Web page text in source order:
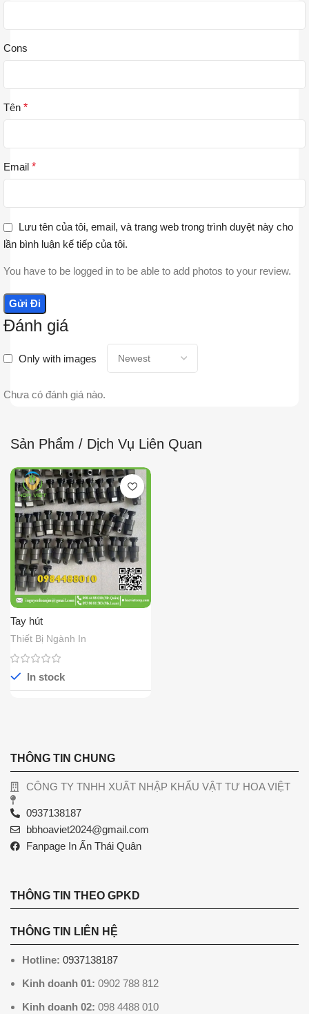
Đánh giá
Only with images
Chưa có đánh giá nào.
Cons
Tên *
Email *
Lưu tên của tôi, email, và trang web trong trình duyệt này cho
lần bình luận kế tiếp của tôi.
You have to be logged in to be able to add photos to your review.
Sản Phẩm / Dịch Vụ Liên Quan
Tay hút
Thiết Bị Ngành In
In stock
THÔNG TIN CHUNG
CÔNG TY TNHH XUẤT NHẬP KHẨU VẬT TƯ HOA VIỆT
0937138187
bbhoaviet2024@gmail.com
Fanpage In Ấn Thái Quân
THÔNG TIN THEO GPKD
THÔNG TIN LIÊN HỆ
Hotline: 0937138187
Kinh doanh 01: 0902 788 812
Kinh doanh 02: 098 4488 010